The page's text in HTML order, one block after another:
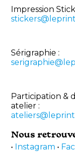
Impression
Sérigraphie :
Participation &
atelier :
Nous
• Instagram •